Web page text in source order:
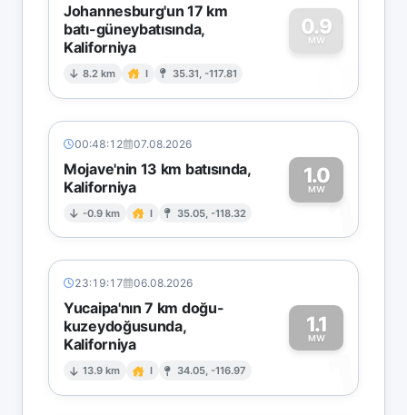
Johannesburg'un 17 km
batı-güneybatısında,
Kaliforniya
8.2 km I 35.31, -117.81
0.9
MW
0
00:48:12 07.08.2026
Mojave'nin 13 km batısında,
Kaliforniya
-0.9 km I 35.05, -118.32
1.0
MW1
23:19:17 06.08.2026
Yucaipa'nın 7 km doğu-
kuzeydoğusunda,
Kaliforniya
13.9 km I 34.05, -116.97
1.1
MW
1